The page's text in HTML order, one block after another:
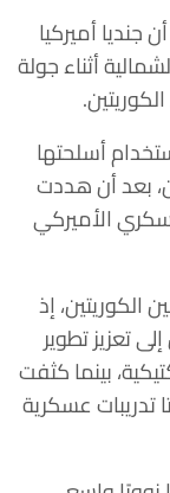
أميركيا
أثناء جولة
أسلحتها
بعد أن هددت
الأميركي
الكوريتين، إذ
تعزيز تطوير
بينما كثفت
تدريبات عسكرية